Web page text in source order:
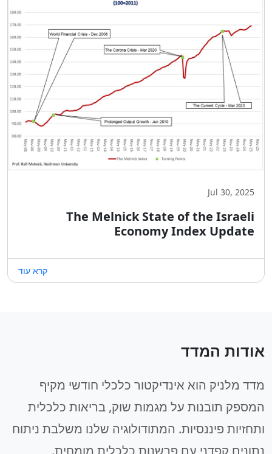
Jul 30, 2025
The Melnick State of the Israeli
Economy Index Update
קרא עוד
אודות המדד
מדד מלניק הוא אינדיקטור כלכלי חודשי מקיף
המספק תובנות על מגמות שוק, בריאות כלכלית
ותחזיות פיננסיות. המתודולוגיה שלנו משלבת ניתוח
נתונים קפדני עם פרשנות כלכלית מומחית.